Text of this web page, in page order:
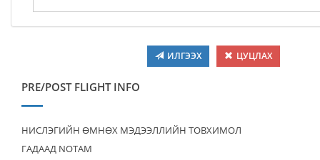
ИЛГЭЭХ ЦУЦЛАХ
PRE/POST FLIGHT INFO
НИСЛЭГИЙН ӨМНӨХ МЭДЭЭЛЛИЙН ТОВХИМОЛ
ГАДААД NOTAM